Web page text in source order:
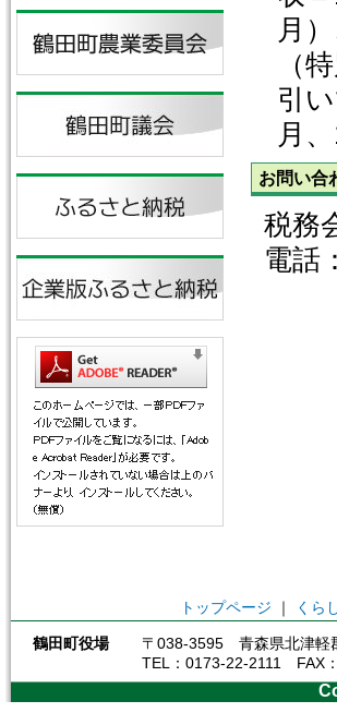
月
（
引
月
お問い合
税務
電話
トップページ ｜ くら
鶴田町役場
〒038-3595 青森県北津軽
TEL：0173-22-2111 FAX